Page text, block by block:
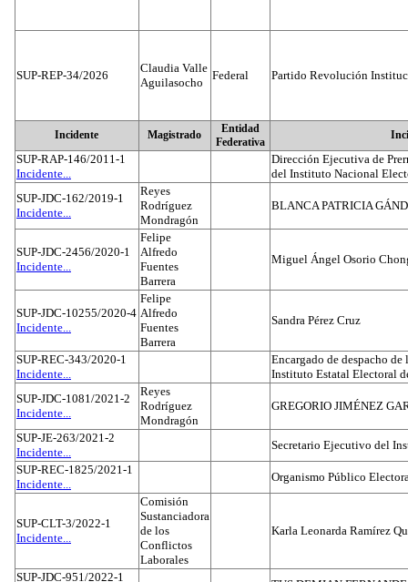
SUP-REP-34/2026
Claudia Valle
Aguilasocho
Federal Partido Revolución
Incidente Magistrado
Entidad
Federativa
SUP-RAP-146/2011-1
Incidente...
Dirección Ejecutiva de
del Instituto Nacional
SUP-JDC-162/2019-1
Incidente...
Reyes
Rodríguez
Mondragón
BLANCA PATRICIA
SUP-JDC-2456/2020-1
Incidente...
Felipe
Alfredo
Fuentes
Barrera
Miguel Ángel Osorio
SUP-JDC-10255/2020-4
Incidente...
Felipe
Alfredo
Fuentes
Barrera
Sandra Pérez Cruz
SUP-REC-343/2020-1
Incidente...
Encargado de despacho
Instituto Estatal Electoral
SUP-JDC-1081/2021-2
Incidente...
Reyes
Rodríguez
Mondragón
GREGORIO JIMÉNEZ
SUP-JE-263/2021-2
Incidente...
Secretario Ejecutivo del
SUP-REC-1825/2021-1
Incidente...
Organismo Público
SUP-CLT-3/2022-1
Incidente...
Comisión
Sustanciadora
de los
Conflictos
Laborales
Karla Leonarda Ramírez
SUP-JDC-951/2022-1